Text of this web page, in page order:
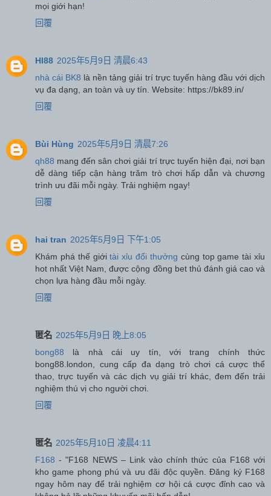
mọi giới hạn!
回覆
HI88 2025年5月9日 清晨6:43
nhà cái BK8 là nền tảng giải trí trực tuyến hàng đầu với dịch
vụ đa dạng, an toàn và uy tín. Website: https://bk89.in/
回覆
Bùi Hùng 2025年5月9日 清晨7:26
qh88 mang đến sân chơi giải trí trực tuyến hiện đại, nơi bạn
dễ dàng tiếp cận hàng trăm trò chơi hấp dẫn và chương
trình ưu đãi mỗi ngày. Trải nghiệm ngay!
回覆
hai tran 2025年5月9日 下午1:05
Khám phá thế giớitài xỉu đổi thưởng cùng top game tài xỉu
hot nhất Việt Nam, được cộng đồng bet thủ đánh giá cao và
chọn lựa hàng đầu mỗi ngày.
回覆
匿名 2025年5月9日 晚上8:05
bong88 là nhà cái uy tín, với trang chính thức
bong88.london, cung cấp đa dạng trò chơi cá cược thể
thao, trực tuyến và các dịch vụ giải trí khác, đem đến trải
nghiệm thú vị cho người chơi.
回覆
匿名 2025年5月10日 凌晨4:11
F168 - "F168 NEWS – Link vào chính thức của F168 với
kho game phong phú và ưu đãi độc quyền. Đăng ký F168
ngay hôm nay để trải nghiệm cơ hội cá cược đỉnh cao và